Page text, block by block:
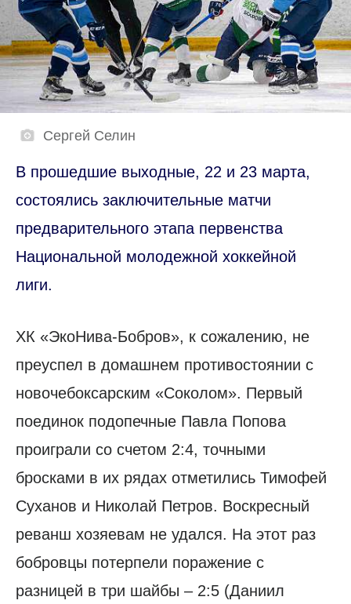
Сергей Селин
В прошедшие выходные, 22 и 23 марта,
состоялись заключительные матчи
предварительного этапа первенства
Национальной молодежной хоккейной
лиги.
ХК «ЭкоНива-Бобров», к сожалению, не
преуспел в домашнем противостоянии с
новочебоксарским «Соколом». Первый
поединок подопечные Павла Попова
проиграли со счетом 2:4, точными
бросками в их рядах отметились Тимофей
Суханов и Николай Петров. Воскресный
реванш хозяевам не удался. На этот раз
бобровцы потерпели поражение с
разницей в три шайбы – 2:5 (Даниил